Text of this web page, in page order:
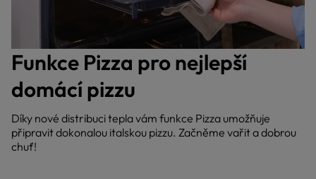
Funkce Pizza pro nejlepší
domácí pizzu
Díky nové distribuci tepla vám funkce Pizza umožňuje
připravit dokonalou italskou pizzu. Začněme vařit a dobrou
chuť!